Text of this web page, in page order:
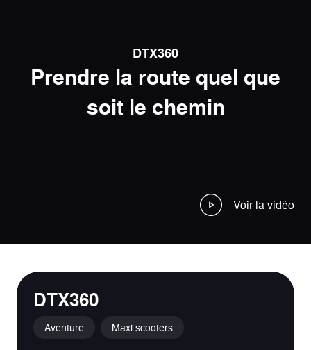
DTX360
Prendre la route quel que
soit le chemin
Voir la vidéo
DTX360
Aventure Maxi scooters